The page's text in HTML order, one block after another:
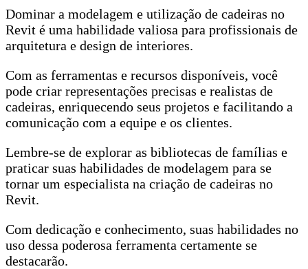
Dominar a modelagem e utilização de cadeiras no
Revit é uma habilidade valiosa para profissionais de
arquitetura e design de interiores.
Com as ferramentas e recursos disponíveis, você
pode criar representações precisas e realistas de
cadeiras, enriquecendo seus projetos e facilitando a
comunicação com a equipe e os clientes.
Lembre-se de explorar as bibliotecas de famílias e
praticar suas habilidades de modelagem para se
tornar um especialista na criação de cadeiras no
Revit.
Com dedicação e conhecimento, suas habilidades no
uso dessa poderosa ferramenta certamente se
destacarão.